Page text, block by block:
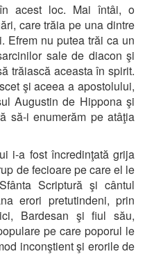
acest loc. Mai întâi, o
care trăia pe una dintre
Efrem nu putea trăi ca un
sale de diacon şi
trăiască aceasta în spirit.
şi aceea a apostolului,
Augustin de Hippona şi
să-i enumerăm pe atâţia
i-a fost încredinţată grija
de fecioare pe care el le
Scriptură şi cântul
erori pretutindeni, prin
Bardesan şi fiul său,
pe care poporul le
inconştient şi erorile de